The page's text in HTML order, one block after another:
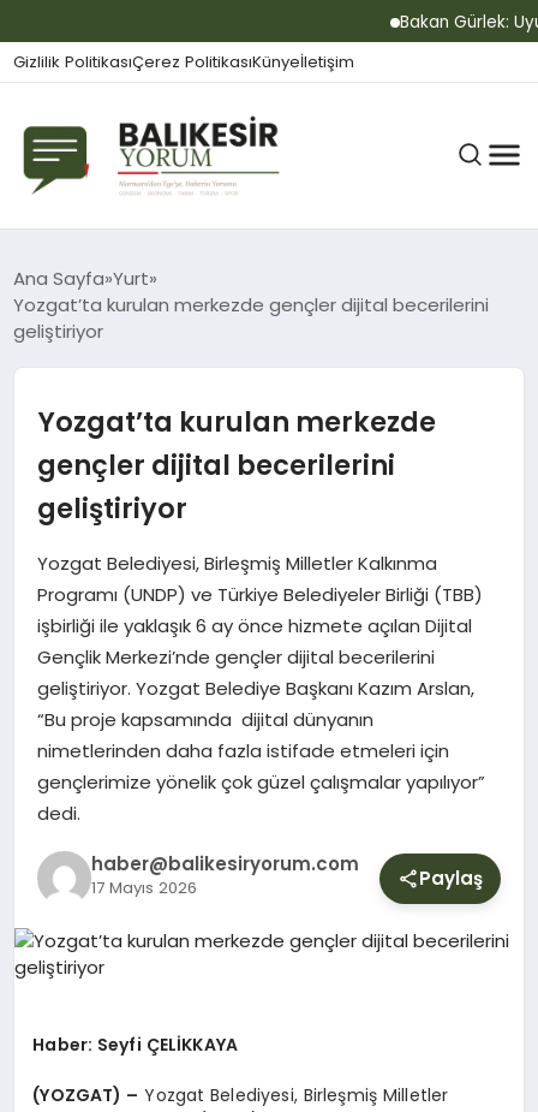
Bakan Gürlek:
Gizlilik PolitikasıÇerez PolitikasıKünyeİletişim
BALIKESIR
GÜNDEM
DIŞ
Ana Sayfa Yurt
Yozgat’ta kurulan merkezde gençler dijital becerilerini
geliştiriyor
Yozgat’ta kurulan merkezde
gençler dijital becerilerini
geliştiriyor
Yozgat Belediyesi, Birleşmiş Milletler Kalkınma
Programı (UNDP) ve Türkiye Belediyeler Birliği (TBB)
işbirliği ile yaklaşık 6 ay önce hizmete açılan Dijital
Gençlik Merkezi’nde gençler dijital becerilerini
geliştiriyor. Yozgat Belediye Başkanı Kazım Arslan,
“Bu proje kapsamında dijital dünyanın
nimetlerinden daha fazla istifade etmeleri için
gençlerimize yönelik çok güzel çalışmalar yapılıyor”
dedi.
haber@balikesiryorum.com
17 Mayıs 2026 Paylaş
Haber: Seyfi ÇELİKKAYA
(YOZGAT) – Yozgat Belediyesi, Birleşmiş Milletler